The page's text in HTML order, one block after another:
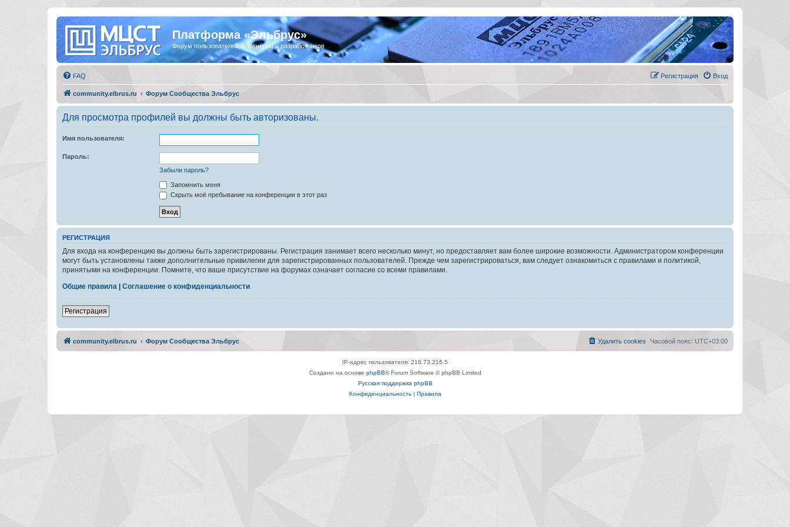
Платформа «Эльбрус»
Форум пользователей, партнёров и разработчиков
FAQ Вход
Регистрация
community.elbrus.ru Форум Сообщества Эльбрус
Для просмотра профилей вы должны быть авторизованы.
Имя пользователя:
Пароль:
Забыли пароль?
Запомнить меня
Скрыть моё пребывание на конференции в этот раз
РЕГИСТРАЦИЯ
Для входа на конференцию вы должны быть зарегистрированы. Регистрация занимает всего несколько минут, но предоставляет вам более широкие возможности. Администратором конференции
могут быть установлены также дополнительные привилегии для зарегистрированных пользователей. Прежде чем зарегистрироваться, вам следует ознакомиться с правилами и политикой,
принятыми на конференции. Помните, что ваше присутствие на форумах означает согласие со всеми правилами.
Общие правила
Соглашение о конфиденциальности
Регистрация
community.elbrus.ru Форум Сообщества Эльбрус Часовой пояс: UTC+03:00
Удалить cookies
IP-адрес пользователя: 216.73.216.5
Создано на основе phpBB® Forum Software © phpBB Limited
Русская поддержка phpBB
Конфиденциальность| Правила